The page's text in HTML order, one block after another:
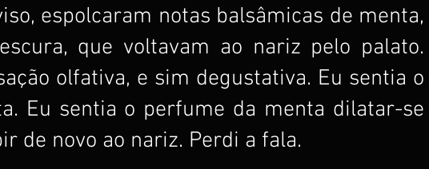
espolcaram notas balsâmicas de menta,
que voltavam ao nariz pelo palato.
olfativa, e sim degustativa. Eu sentia o
Eu sentia o perfume da menta dilatar-se
de novo ao nariz. Perdi a fala.